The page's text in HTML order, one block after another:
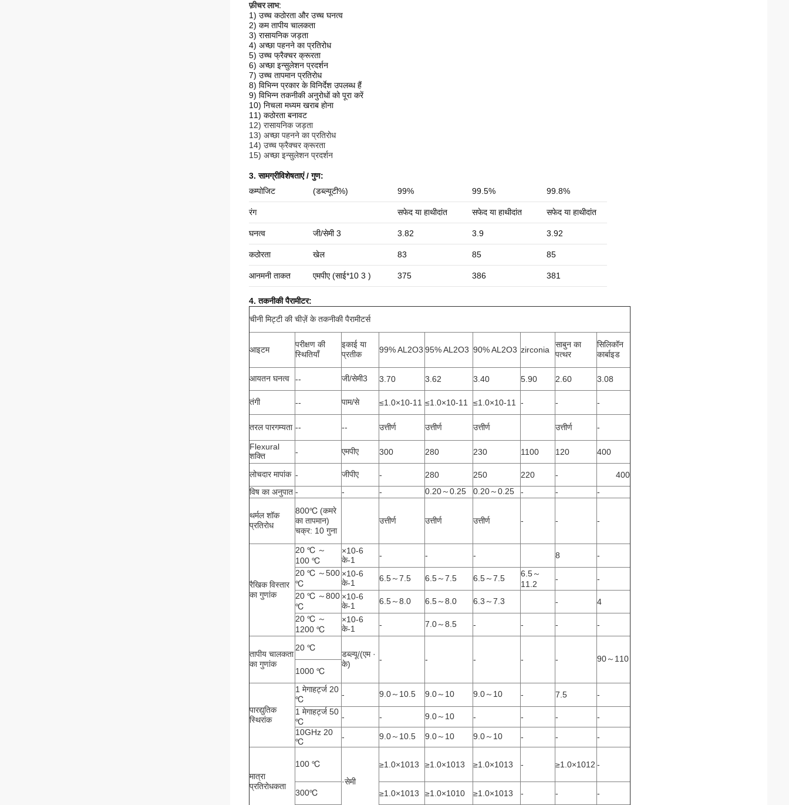
फ़ीचर लाभ:
1) उच्च कठोरता और उच्च घनत्व
2) कम तापीय चालकता
3) रासायनिक जड़ता
4) अच्छा पहनने का प्रतिरोध
5) उच्च फ्रैक्चर क्रूरता
6) अच्छा इन्सुलेशन प्रदर्शन
7) उच्च तापमान प्रतिरोध
8) विभिन्न प्रकार के विनिर्देश उपलब्ध हैं
9) विभिन्न तकनीकी अनुरोधों को पूरा करें
10) निचला मध्यम खराब होना
11) कठोरता बनावट
12) रासायनिक जड़ता
13) अच्छा पहनने का प्रतिरोध
14) उच्च फ्रैक्चर क्रूरता
15) अच्छा इन्सुलेशन प्रदर्शन
3. सामग्रीविशेषताएं / गुण:
कम्पोजिट
(डब्ल्यूटी%) 99% 99.5% 99.8%
रंग सफेद या हाथीदांत सफेद या हाथीदांत सफेद या हाथीदांत
घनत्व जी/सेमी 3 3.82 3.9 3.92
कठोरता खेल 83 85 85
आनमनीताकत एमपीए (साई*10 3 ) 375 386 381
4. तकनीकी पैरामीटर:
चीनी मिट्टी की चीज़ें के तकनीकी पैरामीटर्स
आइटम
परीक्षण की
स्थितियाँ
इकाई या
प्रतीक
99% AL2O3 95% AL2O3 90% AL2O3 zirconia
साबुन का
पत्थर
सिलिकॉन
कार्बाइड
आयतन घनत्व -- जी/सेमी3 3.70 3.62 3.40 5.90 2.60 3.08
तंगी -- पाम/से ≤1.0×10-11 ≤1.0×10-11 ≤1.0×10-11 - - -
तरल पारगम्यता -- -- उत्तीर्ण उत्तीर्ण उत्तीर्ण उत्तीर्ण -
Flexural
शक्ति
- एमपीए 300 280 230 1100 120 400
लोचदार मापांक - जीपीए - 280 250 220 -
400
विष का अनुपात - - - 0.20～0.25 0.20～0.25 - - -
थर्मल शॉक
प्रतिरोध
800℃ (कमरे
का तापमान)
चक्र: 10 गुना
उत्तीर्ण उत्तीर्ण उत्तीर्ण - - -
रैखिक विस्तार
का गुणांक
20 ℃ ～
100 ℃
×10-6
के-1
- - - 8
-
20 ℃ ～500
℃
×10-6
के-1
6.5～7.5 6.5～7.5 6.5～7.5
6.5～
11.2
-
-
20 ℃ ～800
℃
×10-6
के-1
6.5～8.0 6.5～8.0 6.3～7.3 -
4
20 ℃ ～
1200 ℃
×10-6
के-1
- 7.0～8.5 - - - -
तापीय चालकता
का गुणांक
20 ℃
डब्ल्यू/(एम ·
के)
- - - - -
90～110
1000 ℃
पारद्युतिक
स्थिरांक
1 मेगाहर्ट्ज 20
℃
- 9.0～10.5 9.0～10 9.0～10 - 7.5
-
1 मेगाहर्ट्ज 50
℃
- - 9.0～10 - - -
-
10GHz 20
℃
- 9.0～10.5 9.0～10 9.0～10 - - -
मात्रा
प्रतिरोधकता
100 ℃
·सेमी
≥1.0×1013 ≥1.0×1013 ≥1.0×1013 - ≥1.0×1012 -
300℃ ≥1.0×1013 ≥1.0×1010 ≥1.0×1013 - - -